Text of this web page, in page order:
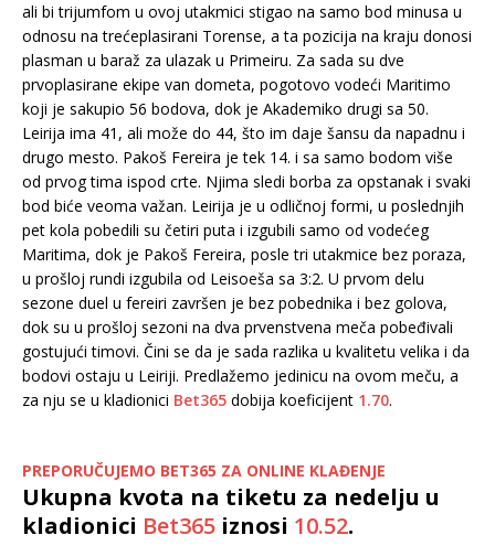
ali bi trijumfom u ovoj utakmici stigao na samo bod minusa u
odnosu na trećeplasirani Torense, a ta pozicija na kraju donosi
plasman u baraž za ulazak u Primeiru. Za sada su dve
prvoplasirane ekipe van dometa, pogotovo vodeći Maritimo
koji je sakupio 56 bodova, dok je Akademiko drugi sa 50.
Leirija ima 41, ali može do 44, što im daje šansu da napadnu i
drugo mesto. Pakoš Fereira je tek 14. i sa samo bodom više
od prvog tima ispod crte. Njima sledi borba za opstanak i svaki
bod biće veoma važan. Leirija je u odličnoj formi, u poslednjih
pet kola pobedili su četiri puta i izgubili samo od vodećeg
Maritima, dok je Pakoš Fereira, posle tri utakmice bez poraza,
u prošloj rundi izgubila od Leisoeša sa 3:2. U prvom delu
sezone duel u fereiri završen je bez pobednika i bez golova,
dok su u prošloj sezoni na dva prvenstvena meča pobeđivali
gostujući timovi. Čini se da je sada razlika u kvalitetu velika i da
bodovi ostaju u Leiriji. Predlažemo jedinicu na ovom meču, a
za nju se u kladionici Bet365 dobija koeficijent 1.70.
PREPORUČUJEMO BET365 ZA ONLINE KLAĐENJE
Ukupna kvota na tiketu za nedelju u
kladionici Bet365 iznosi 10.52.